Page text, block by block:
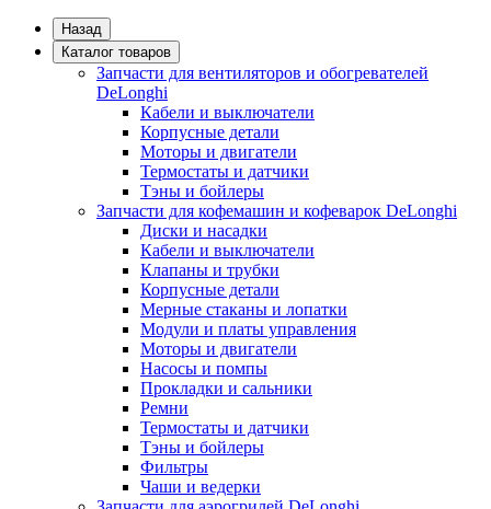
Назад
Каталог товаров
Запчасти для вентиляторов и обогревателей
DeLonghi
Кабели и выключатели
Корпусные детали
Моторы и двигатели
Термостаты и датчики
Тэны и бойлеры
Запчасти для кофемашин и кофеварок DeLonghi
Диски и насадки
Кабели и выключатели
Клапаны и трубки
Корпусные детали
Мерные стаканы и лопатки
Модули и платы управления
Моторы и двигатели
Насосы и помпы
Прокладки и сальники
Ремни
Термостаты и датчики
Тэны и бойлеры
Фильтры
Чаши и ведерки